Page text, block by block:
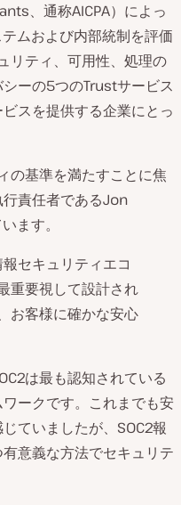
、通称AICPA）によっ
ムおよび内部統制を評価
リティ、可用性、処理の
ーの5つのTrustサービス
スを提供する企業にとっ
の基準を満たすことに焦
責任者であるJon
ます。
セキュリティエコ
重要視して設計され
お客様に確かな安心
は最も認知されている
ークです。これまでも安
ていましたが、SOC2報
意義な方法でセキュリテ